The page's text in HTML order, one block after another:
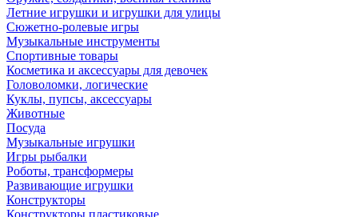
Летние игрушки и игрушки для улицы
Сюжетно-ролевые игры
Музыкальные инструменты
Спортивные товары
Косметика и аксессуары для девочек
Головоломки, логические
Куклы, пупсы, аксессуары
Животные
Посуда
Музыкальные игрушки
Игры рыбалки
Роботы, трансформеры
Развивающие игрушки
Конструкторы
Конструкторы пластиковые